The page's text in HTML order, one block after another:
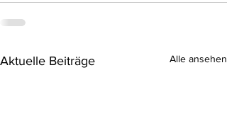
Aktuelle Beiträge Alle ansehen